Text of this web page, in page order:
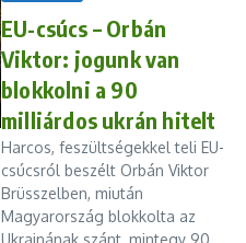
EU-csúcs – Orbán
Viktor: jogunk van
blokkolni a 90
milliárdos ukrán hitelt
Harcos, feszültségekkel teli EU-
csúcsról beszélt Orbán Viktor
Brüsszelben, miután
Magyarország blokkolta az
Ukrajnának szánt, mintegy 90